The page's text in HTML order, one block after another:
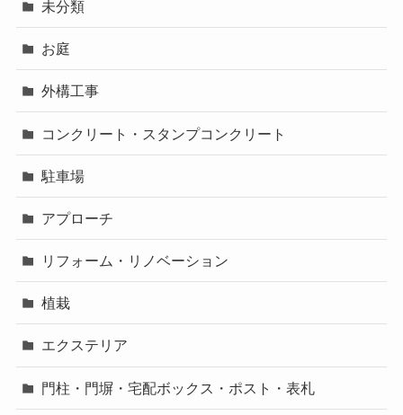
未分類
お庭
外構工事
コンクリート・スタンプコンクリート
駐車場
アプローチ
リフォーム・リノベーション
植栽
エクステリア
門柱・門塀・宅配ボックス・ポスト・表札